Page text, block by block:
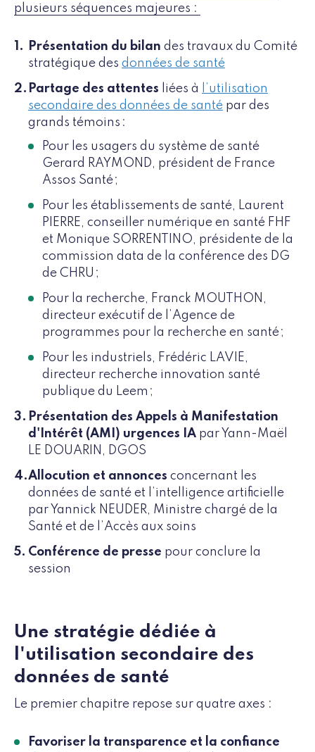
plusieurs séquences majeures :
Présentation du bilan des travaux du Comité
stratégique des données de santé
Partage des attentes
liées à
l’utilisation
secondaire des données de santé par des
grands témoins :
Pour les usagers du système de santé
Gerard RAYMOND, président de France
Assos Santé ;
Pour les établissements de santé, Laurent
PIERRE, conseiller numérique en santé FHF
et Monique SORRENTINO, présidente de la
commission data de la conférence des DG
de CHRU ;
Pour la recherche, Franck MOUTHON,
directeur exécutif de l’Agence de
programmes pour la recherche en santé ;
Pour les industriels, Frédéric LAVIE,
directeur recherche innovation santé
publique du Leem ;
Présentation des Appels à Manifestation
d'Intérêt (AMI) urgences IA par Yann-Maël
LE DOUARIN, DGOS
Allocution et annonces concernant les
données de santé et l’intelligence artificielle
par Yannick NEUDER, Ministre chargé de la
Santé et de l’Accès aux soins
Conférence de presse pour conclure la
session
Une stratégie dédiée à
l'utilisation secondaire des
données de santé
Le premier chapitre repose sur quatre axes :
Favoriser la transparence et la confiance